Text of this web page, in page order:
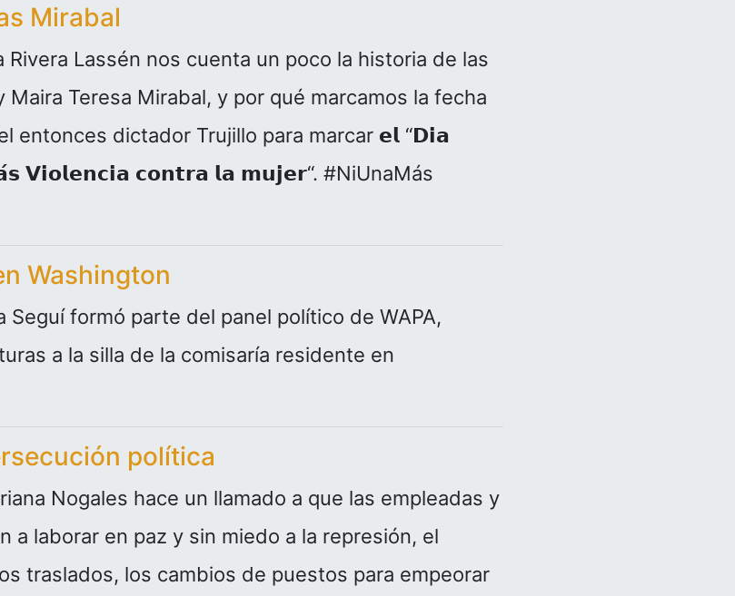
Mirabal
Rivera Lassén nos cuenta un poco la historia de las
Maira Teresa Mirabal, y por qué marcamos la fecha
entonces dictador Trujillo para marcar 𝗲𝗹 “𝗗𝗶𝗮
𝗩𝗶𝗼𝗹𝗲𝗻𝗰𝗶𝗮 𝗰𝗼𝗻𝘁𝗿𝗮 𝗹𝗮 𝗺𝘂𝗷𝗲𝗿“. #NiUnaMás
Washington
Seguí formó parte del panel político de WAPA,
a la silla de la comisaría residente en
política
Nogales hace un llamado a que las empleadas y
a laborar en paz y sin miedo a la represión, el
traslados, los cambios de puestos para empeorar